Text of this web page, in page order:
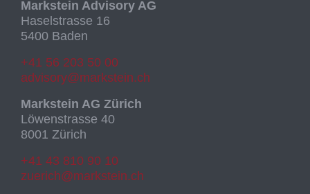
Markstein Advisory AG
Haselstrasse 16
5400 Baden
+41 56 203 50 00
advisory@markstein.ch
Markstein AG Zürich
Löwenstrasse 40
8001 Zürich
+41 43 810 90 10
zuerich@markstein.ch